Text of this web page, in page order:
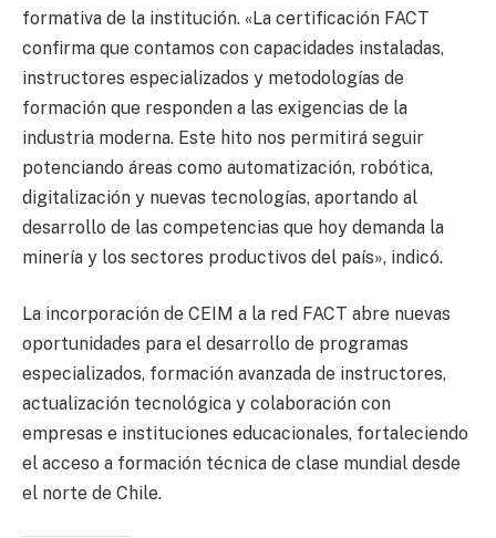
formativa de la institución. «La certificación FACT
confirma que contamos con capacidades instaladas,
instructores especializados y metodologías de
formación que responden a las exigencias de la
industria moderna. Este hito nos permitirá seguir
potenciando áreas como automatización, robótica,
digitalización y nuevas tecnologías, aportando al
desarrollo de las competencias que hoy demanda la
minería y los sectores productivos del país», indicó.
La incorporación de CEIM a la red FACT abre nuevas
oportunidades para el desarrollo de programas
especializados, formación avanzada de instructores,
actualización tecnológica y colaboración con
empresas e instituciones educacionales, fortaleciendo
el acceso a formación técnica de clase mundial desde
el norte de Chile.